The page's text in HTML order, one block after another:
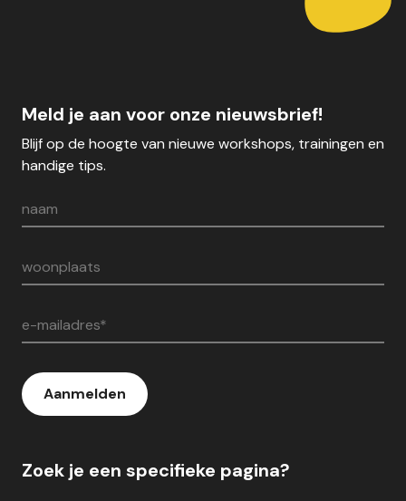
Meld je aan voor onze nieuwsbrief!
Blijf op de hoogte van nieuwe workshops, trainingen en
handige tips.
naam
woonplaats
e-mailadres*
Aanmelden
Zoek je een specifieke pagina?